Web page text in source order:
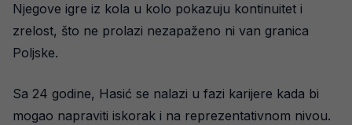
Njegove igre iz kola u kolo pokazuju kontinuitet i
zrelost, što ne prolazi nezapaženo ni van granica
Poljske.
Sa 24 godine, Hasić se nalazi u fazi karijere kada bi
mogao napraviti iskorak i na reprezentativnom nivou.